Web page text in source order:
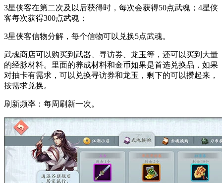
3星侠客在第二次及以后获得时，每次会获得50点武魂；4星侠
客每次获得300点武魂；
3星侠客信物分解，每个信物可以兑换5点武魂。
武魂商店可以购买到武器、寻访券、龙玉等，还可以买到大量
的经脉材料。里面的养成材料和金币如果是首选兑换品，如果
对抽卡有需求，可以兑换寻访券和龙玉，剩下的可以攒起来，
按需求兑换。
刷新频率：每周刷新一次。